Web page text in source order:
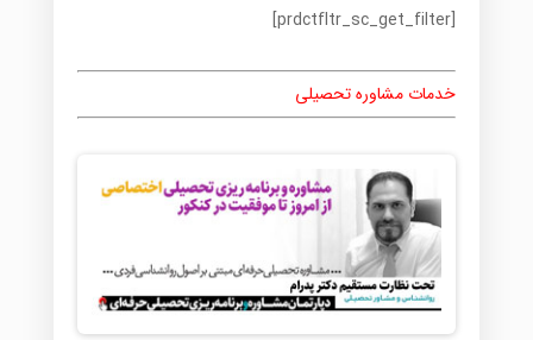
[prdctfltr_sc_get_filter]
خدمات مشاوره تحصیلی